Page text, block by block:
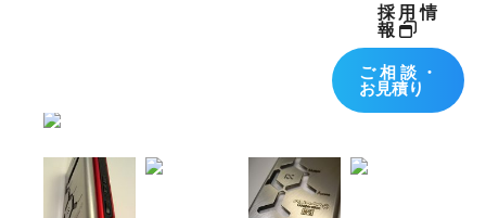
採用情
報
ご相談・
お見積り